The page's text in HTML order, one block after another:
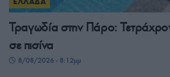
Τραγωδία στην Πάρο:
σε πισίνα
8/08/2026 - 8:12μμ